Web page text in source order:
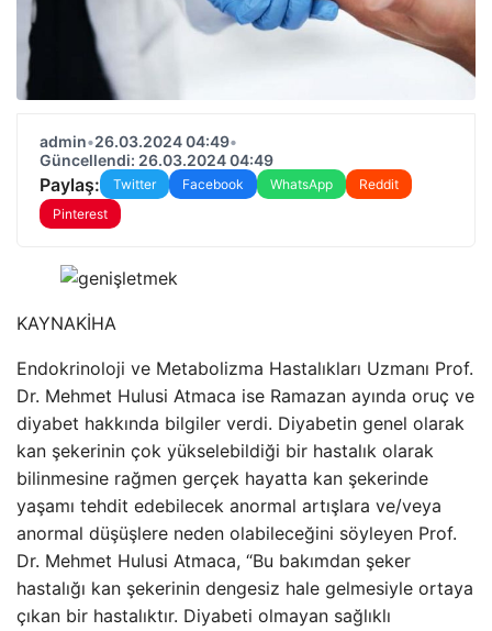
admin•26.03.2024 04:49•
Güncellendi: 26.03.2024 04:49
Paylaş: Twitter Facebook WhatsApp
Reddit
Pinterest
KAYNAKİHA
Endokrinoloji ve Metabolizma Hastalıkları Uzmanı Prof.
Dr. Mehmet Hulusi Atmaca ise Ramazan ayında oruç ve
diyabet hakkında bilgiler verdi. Diyabetin genel olarak
kan şekerinin çok yükselebildiği bir hastalık olarak
bilinmesine rağmen gerçek hayatta kan şekerinde
yaşamı tehdit edebilecek anormal artışlara ve/veya
anormal düşüşlere neden olabileceğini söyleyen Prof.
Dr. Mehmet Hulusi Atmaca, “Bu bakımdan şeker
hastalığı kan şekerinin dengesiz hale gelmesiyle ortaya
çıkan bir hastalıktır. Diyabeti olmayan sağlıklı